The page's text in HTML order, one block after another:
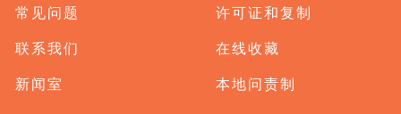
常见问题
联系我们
新闻室
许可证和复制
在线收藏
本地问责制